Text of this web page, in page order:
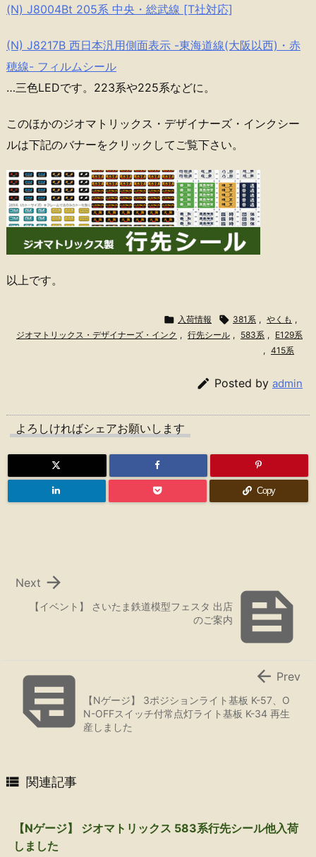
(N) J8004Bt 205系 中央・総武線 [T社対応]
(N) J8217B 西日本汎用側面表示 -東海道線(大阪以西)・赤
穂線- フィルムシール
…三色LEDです。223系や225系などに。
このほかのジオマトリックス・デザイナーズ・インクシー
ルは下記のバナーをクリックしてご覧下さい。
以上です。
 入荷情報  381系 , やくも ,
ジオマトリックス・デザイナーズ・インク , 行先シール , 583系 ,
E129系
, 415系
 Posted by admin
よろしければシェアお願いします
Copy

【イベント】 さいたま鉄道模型フェスタ 出店
のご案内

Next
 【Nゲージ】 3ポジションライト基板 K-57、O
N-OFFスイッチ付常点灯ライト基板 K-34 再生
産しました
 Prev
 関連記事
【Nゲージ】 ジオマトリックス 583系行先シール他入荷
しました